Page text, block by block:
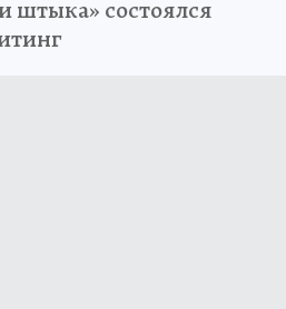
штыка» состоялся